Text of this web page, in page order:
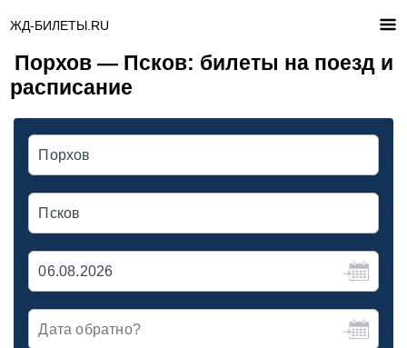
ЖД-БИЛЕТЫ.RU
Порхов — Псков: билеты на поезд и
расписание